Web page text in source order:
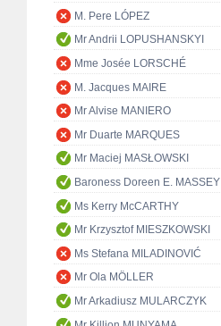
M. Pere LÓPEZ
Mr Andrii LOPUSHANSKYI
Mme Josée LORSCHÉ
M. Jacques MAIRE
Mr Alvise MANIERO
Mr Duarte MARQUES
Mr Maciej MASŁOWSKI
Baroness Doreen E. MASSEY
Ms Kerry McCARTHY
Mr Krzysztof MIESZKOWSKI
Ms Stefana MILADINOVIĆ
Mr Ola MÖLLER
Mr Arkadiusz MULARCZYK